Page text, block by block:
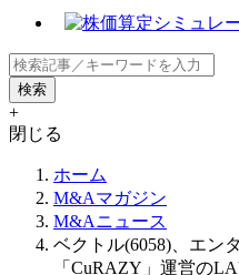
+
閉じる
ホーム
M&Aマガジン
M&Aニュース
ベクトル(6058)、エン
「CuRAZY」運営の